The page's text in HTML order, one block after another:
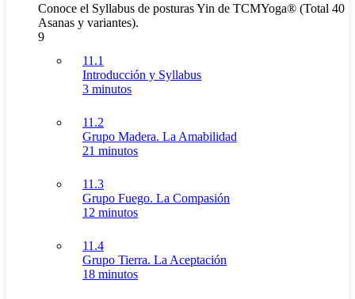
Conoce el Syllabus de posturas Yin de TCMYoga® (Total 40
Asanas y variantes).
9
11.1
Introducción y Syllabus
3 minutos
11.2
Grupo Madera. La Amabilidad
21 minutos
11.3
Grupo Fuego. La Compasión
12 minutos
11.4
Grupo Tierra. La Aceptación
18 minutos